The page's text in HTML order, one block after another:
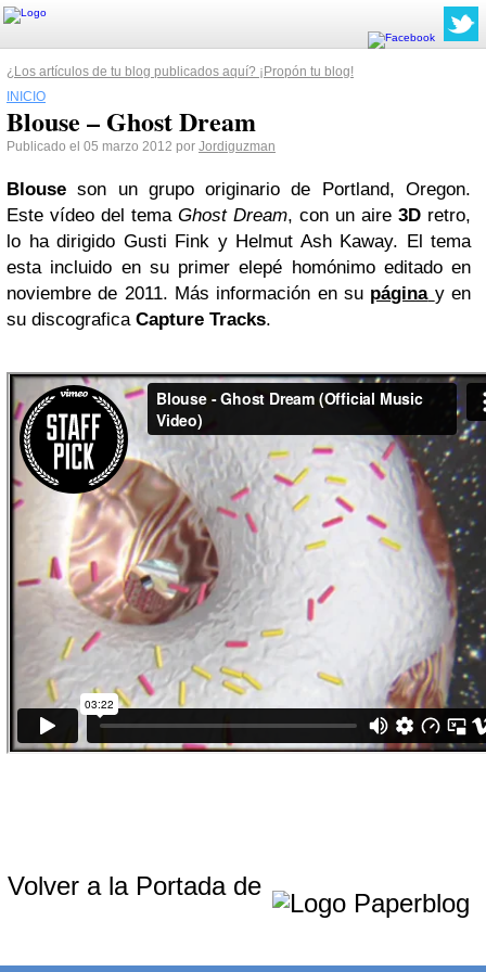
¿Los artículos de tu blog publicados aquí? ¡Propón tu blog!
INICIO
Blouse – Ghost Dream
Publicado el 05 marzo 2012 por Jordiguzman
Blouse son un grupo originario de Portland, Oregon.
Este vídeo del tema Ghost Dream, con un aire 3D retro,
lo ha dirigido Gusti Fink y Helmut Ash Kaway. El tema
esta incluido en su primer elepé homónimo editado en
noviembre de 2011. Más información en su página y en
su discografica Capture Tracks.
Volver a la Portada de